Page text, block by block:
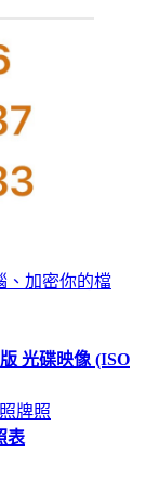
、加密你的檔
光碟映像 (ISO
牌照
表